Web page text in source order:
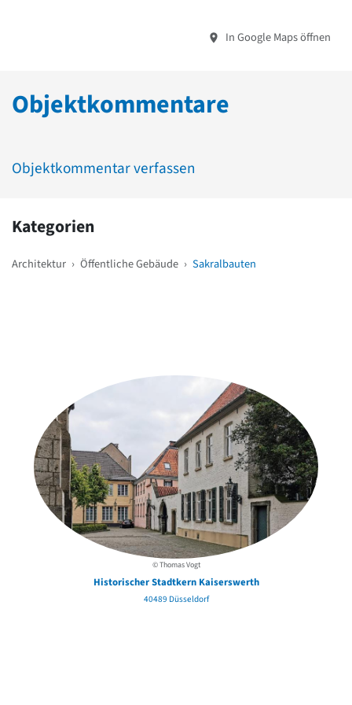
In Google Maps öffnen
Objektkommentare
Objektkommentar verfassen
Kategorien
Architektur › Öffentliche Gebäude › Sakralbauten
© Thomas Vogt
Historischer Stadtkern Kaiserswerth
40489 Düsseldorf